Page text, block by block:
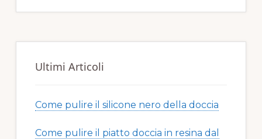
Ultimi Articoli
Come pulire il silicone nero della doccia​​
Come pulire il piatto doccia in resina dal